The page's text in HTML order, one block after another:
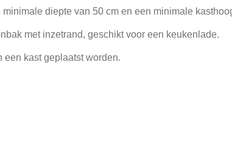
diepte van 50 cm en een minimale
met inzetrand, geschikt voor een keukenlade.
een kast geplaatst worden.